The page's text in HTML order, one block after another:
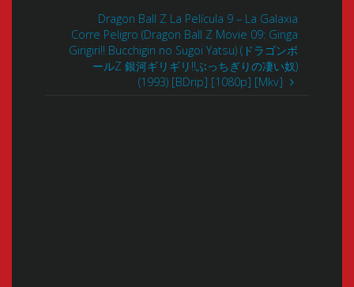
Dragon Ball Z La Película 9 – La Galaxia
Corre Peligro (Dragon Ball Z Movie 09: Ginga
Girigiri!! Bucchigiri no Sugoi Yatsu) (ドラゴンボ
ールZ 銀河ギリギリ!!ぶっちぎりの凄い奴)
(1993) [BDrip] [1080p] [Mkv]